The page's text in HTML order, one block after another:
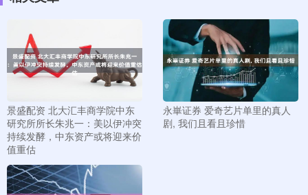
景盛配资 北大汇丰商学院中东
研究所所长朱兆一：美以伊冲突
持续发酵，中东资产或将迎来价
值重估
永崋证券 爱奇艺片单里的真人
剧, 我们且看且珍惜